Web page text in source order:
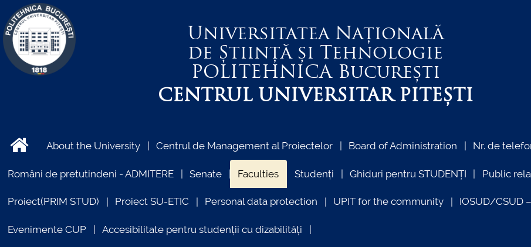
Universitatea Națională
de Știință și Tehnologie
POLITEHNICABucurești
CENTRUL UNIVERSITAR PITEȘTI
About the University Centrul de Management al Proiectelor Board of Administration Nr. de
Români de pretutindeni - ADMITERE Senate Faculties Studenți Ghiduri pentru STUDENȚI Public
Proiect(PRIM STUD) Proiect SU-ETIC Personal data protection UPIT for the community IOSUD/CSUD
Evenimente CUP Accesibilitate pentru studenții cu dizabilități